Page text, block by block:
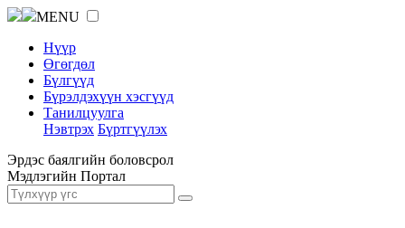
MENU
Нүүр
Өгөгдөл
Бүлгүүд
Бүрэлдэхүүн хэсгүүд
Танилцуулга
Нэвтрэх Бүртгүүлэх
Эрдэс баялгийн боловсрол
Мэдлэгийн Портал